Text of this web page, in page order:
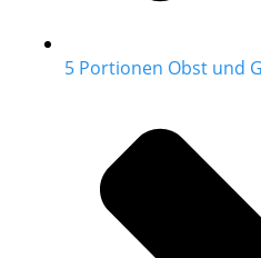
5 Portionen Obst und